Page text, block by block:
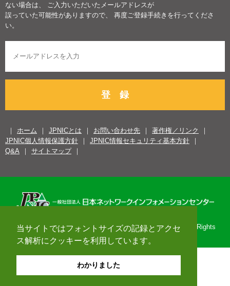
当サイトではフォントサイズの記録とアクセ
ス解析にクッキーを利用しています。
わかりました
ない場合は、 ご入力いただいたメールアドレスが
誤っていた可能性がありますので、 再度ご登録手続きを行ってくださ
い。
登 録
ホーム JPNICとは お問い合わせ先
著作権／リンク
JPNIC個人情報保護方針
JPNIC情報セキュリティ基本方針
Q&A
サイトマップ
Copyright© 1996-2026 Japan Network Information Center. All Rights
Reserved.